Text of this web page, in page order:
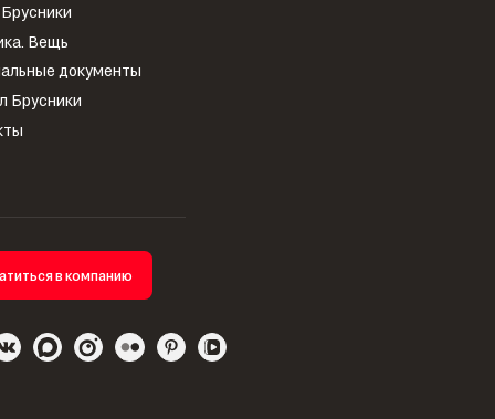
Вещь
документы
Брусники
в компанию